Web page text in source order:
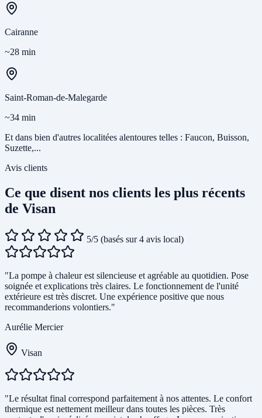
Cairanne
~28 min
Saint-Roman-de-Malegarde
~34 min
Et dans bien d'autres localitées alentoures telles : Faucon, Buisson,
Suzette,...
Avis clients
Ce que disent nos clients les plus récents
de Visan
5/5 (basés sur 4 avis local)
"La pompe à chaleur est silencieuse et agréable au quotidien. Pose
soignée et explications très claires. Le fonctionnement de l'unité
extérieure est très discret. Une expérience positive que nous
recommanderions volontiers."
Aurélie Mercier
Visan
"Le résultat final correspond parfaitement à nos attentes. Le confort
thermique est nettement meilleur dans toutes les pièces. Très